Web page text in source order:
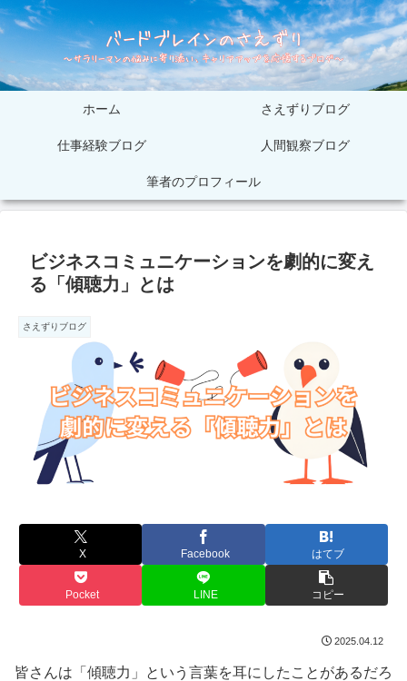
ホーム さえずりブログ
仕事経験ブログ 人間観察ブログ
筆者のプロフィール
ビジネスコミュニケーションを劇的に変え
る「傾聴力」とは
さえずりブログ
X Facebook はてブ
Pocket LINE コピー
2025.04.12
皆さんは「傾聴力」という言葉を耳にしたことがあるだろ